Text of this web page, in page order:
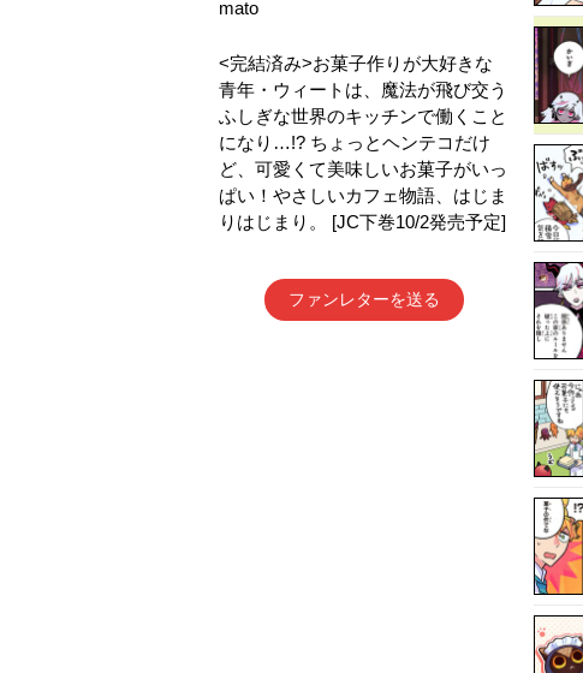
mato
<完結済み>お菓子作りが大好きな
青年・ウィートは、魔法が飛び交う
ふしぎな世界のキッチンで働くこと
になり…!? ちょっとヘンテコだけ
ど、可愛くて美味しいお菓子がいっ
ぱい！やさしいカフェ物語、はじま
りはじまり。 [JC下巻10/2発売予定]
ファンレターを送る